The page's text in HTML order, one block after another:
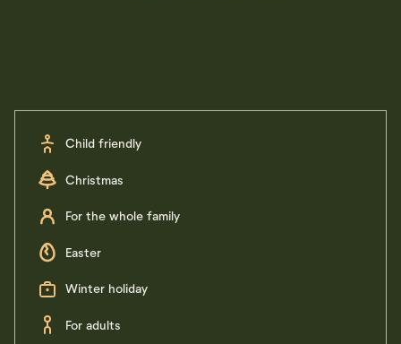
Child friendly
Christmas
For the whole family
Easter
Winter holiday
For adults